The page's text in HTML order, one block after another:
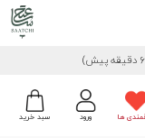
سبد خرید ورود ها